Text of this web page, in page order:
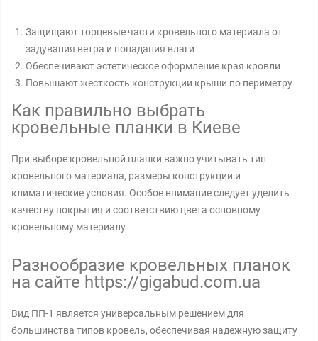
Защищают торцевые части кровельного материала от
задувания ветра и попадания влаги
Обеспечивают эстетическое оформление края кровли
Повышают жесткость конструкции крыши по периметру
Как правильно выбрать
кровельные планки в Киеве
При выборе кровельной планки важно учитывать тип
кровельного материала, размеры конструкции и
климатические условия. Особое внимание следует уделить
качеству покрытия и соответствию цвета основному
кровельному материалу.
Разнообразие кровельных планок
на сайте https://gigabud.com.ua
Вид ПП-1 является универсальным решением для
большинства типов кровель, обеспечивая надежную защиту